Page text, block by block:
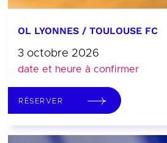
OL LYONNES / TOULOUSE FC
3 octobre 2026
date et heure à confirmer
RÉSERVER